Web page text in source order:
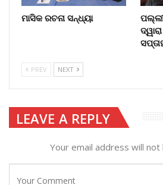
ମାସିକ ରଚନା ସନ୍ଧ୍ୟା
PREV NEXT
LEAVE A REPLY
Your email address will not